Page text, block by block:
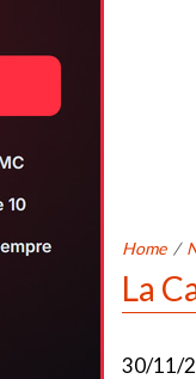
Home /
La
30/11/